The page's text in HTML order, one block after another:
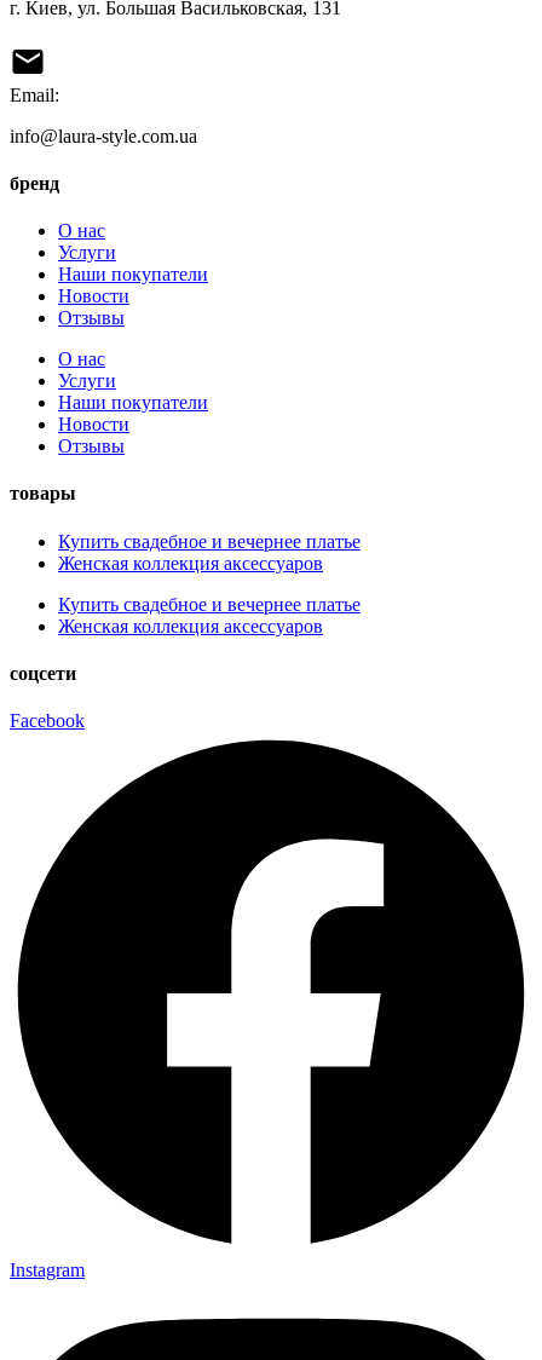
г. Киев, ул. Большая Васильковская, 131
Email:
info@laura-style.com.ua
бренд
О нас
Услуги
Наши покупатели
Новости
Отзывы
О нас
Услуги
Наши покупатели
Новости
Отзывы
товары
Купить свадебное и вечернее платье
Женская коллекция аксессуаров
Купить свадебное и вечернее платье
Женская коллекция аксессуаров
соцсети
Facebook
Instagram